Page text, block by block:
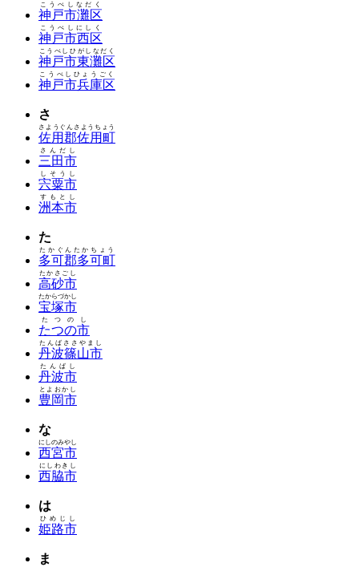
神戸市灘区
こうべしなだく
神戸市西区
こうべしにしく
神戸市東灘区
こうべしひがしなだく
神戸市兵庫区
こうべしひょうごく
さ
佐用郡佐用町
さようぐんさようちょう
三田市
さんだし
宍粟市
しそうし
洲本市
すもとし
た
多可郡多可町
たかぐんたかちょう
高砂市
たかさごし
宝塚市
たからづかし
たつの市
たつのし
丹波篠山市
たんばささやまし
丹波市
たんばし
豊岡市
とよおかし
な
西宮市
にしのみやし
西脇市
にしわきし
は
姫路市
ひめじし
ま